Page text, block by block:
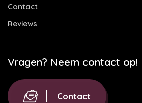
Contact
Reviews
Vragen? Neem contact op!
Contact